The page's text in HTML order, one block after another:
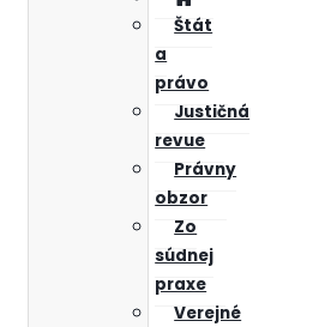
Štát
a
právo
Justičná
revue
Právny
obzor
Zo
súdnej
praxe
Verejné